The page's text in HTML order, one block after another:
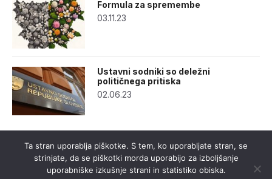
Formula za spremembe
03.11.23
Ustavni sodniki so deležni
političnega pritiska
02.06.23
Ta stran uporablja piškotke. S tem, ko uporabljate stran, se
strinjate, da se piškotki morda uporabijo za izboljšanje
uporabniške izkušnje strani in statistiko obiska.